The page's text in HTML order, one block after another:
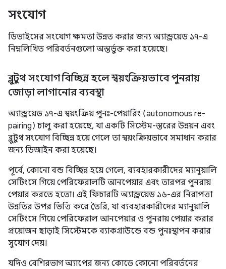
সংযোগ
ডিভাইসের সংযোগ ক্ষমতা উন্নত করার জন্য অ্যান্ড্রয়েড ১৭-এ
নিম্নলিখিত পরিবর্তনগুলো অন্তর্ভুক্ত করা হয়েছে।
ব্লুটুথ সংযোগ বিচ্ছিন্ন হলে স্বয়ংক্রিয়ভাবে পুনরায়
জোড়া লাগানোর ব্যবস্থা
অ্যান্ড্রয়েড ১৭-এ স্বয়ংক্রিয় পুনঃ-পেয়ারিং (autonomous re-
pairing) চালু করা হয়েছে, যা একটি সিস্টেম-স্তরের উন্নয়ন এবং
ব্লুটুথ সংযোগ বিচ্ছিন্ন হয়ে গেলে তা স্বয়ংক্রিয়ভাবে সমাধান করার
জন্য ডিজাইন করা হয়েছে।
পূর্বে, কোনো বন্ড বিচ্ছিন্ন হয়ে গেলে, ব্যবহারকারীদের ম্যানুয়ালি
সেটিংসে গিয়ে পেরিফেরালটি আনপেয়ার এবং তারপর পুনরায়
পেয়ার করতে হতো। এই ফিচারটি অ্যান্ড্রয়েড ১৬-এর নিরাপত্তা
উন্নতির উপর ভিত্তি করে তৈরি, যা ব্যবহারকারীদের ম্যানুয়ালি
সেটিংসে গিয়ে পেরিফেরাল আনপেয়ার ও পুনরায় পেয়ার করার
প্রয়োজন ছাড়াই সিস্টেমকে ব্যাকগ্রাউন্ডে বন্ড পুনঃস্থাপন করার
সুযোগ দেয়।
যদিও বেশিরভাগ অ্যাপের জন্য কোডে কোনো পরিবর্তনের